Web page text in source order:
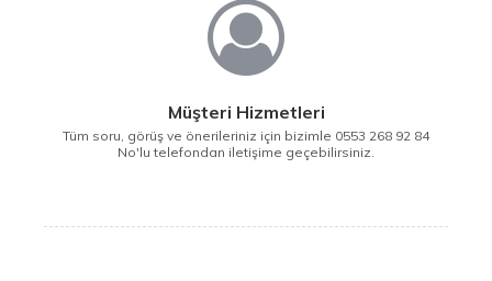
Müşteri Hizmetleri
Tüm soru, görüş ve önerileriniz için bizimle 0553 268 92 84
No'lu telefondan iletişime geçebilirsiniz.